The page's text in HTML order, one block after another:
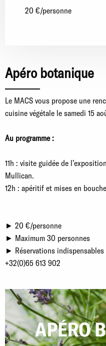
20 €/personne
Apéro botanique
Le MACS vous propose une
cuisine végétale le samedi 15
Au programme :
11h : visite guidée de
Mullican.
12h : apéritif et mises en
► 20 €/personne
► Maximum 30 personnes
► Réservations indispensables
+32(0)65 613 902